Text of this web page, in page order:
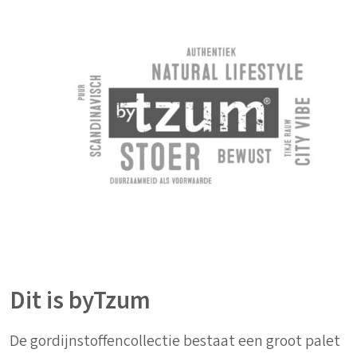
Dit is byTzum
De gordijnstoffencollectie bestaat een groot palet